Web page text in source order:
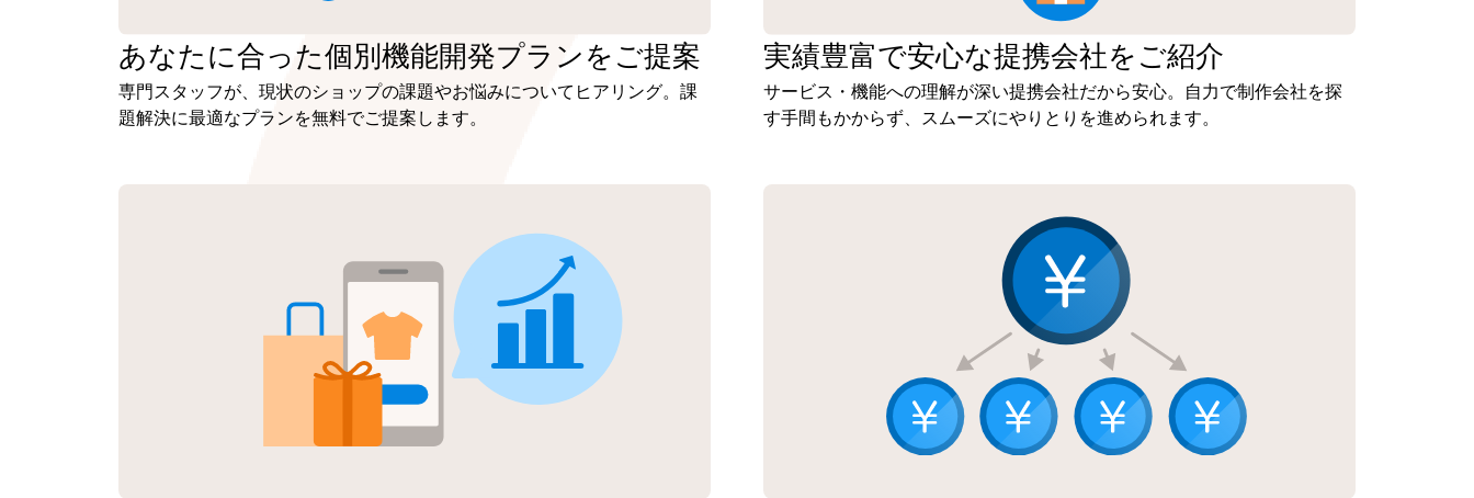
あなたに合った個別機能開発プランを ご提案
専門スタッフが、現状のショップの課題やお悩みについてヒアリング。課
題解決に最適なプランを無料でご提案します。
実績豊富で安心な提携会社を ご紹介
サービス・機能への理解が深い提携会社だから安心。自力で制作会社を探
す手間もかからず、スムーズにやりとりを進められます。